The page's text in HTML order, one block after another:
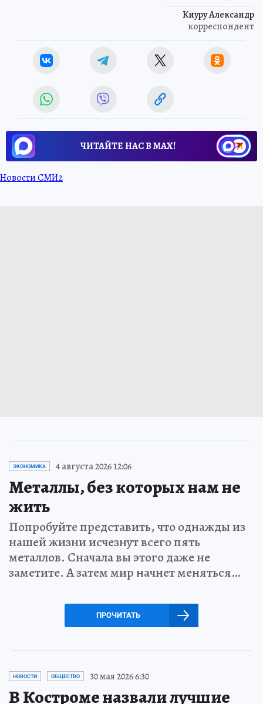
Киуру Александр
корреспондент
ЧИТАЙТЕ НАС В МАХ!
Новости СМИ2
ЭКОНОМИКА 4 августа 2026 12:06
Металлы, без которых нам не
жить
Попробуйте представить, что однажды из
нашей жизни исчезнут всего пять
металлов. Сначала вы этого даже не
заметите. А затем мир начнет меняться…
ПРОЧИТАТЬ
НОВОСТИ ОБЩЕСТВО 30 мая 2026 6:30
В Костроме назвали лучшие